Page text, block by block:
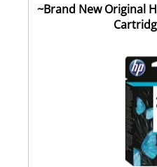
~Brand New Original